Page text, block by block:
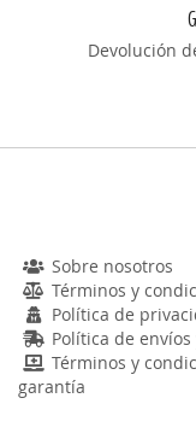
Devolución
Sobre nosotros
Términos y
Política de
Política de
Términos y
garantía